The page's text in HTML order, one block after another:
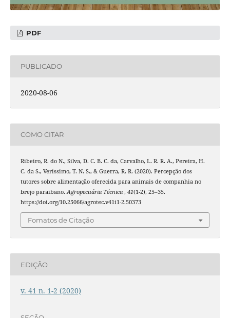
PDF
PUBLICADO
2020-08-06
COMO CITAR
Ribeiro, R. do N., Silva, D. C. B. C. da, Carvalho, L. R. R. A., Pereira, H.
C. da S., Veríssimo, T. N. S., & Guerra, R. R. (2020). Percepção dos
tutores sobre alimentação oferecida para animais de companhia no
brejo paraibano.Agropecuária Técnica , 41(1-2), 25–35.
https://doi.org/10.25066/agrotec.v41i1-2.50373
Fomatos de Citação
EDIÇÃO
v. 41 n. 1-2 (2020)